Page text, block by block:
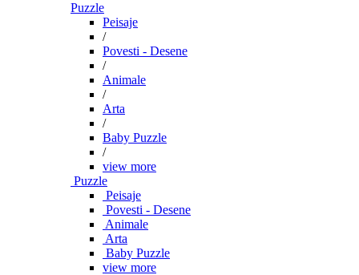
Puzzle
Peisaje
/
Povesti - Desene
/
Animale
/
Arta
/
Baby Puzzle
/
view more
Puzzle
Peisaje
Povesti - Desene
Animale
Arta
Baby Puzzle
view more